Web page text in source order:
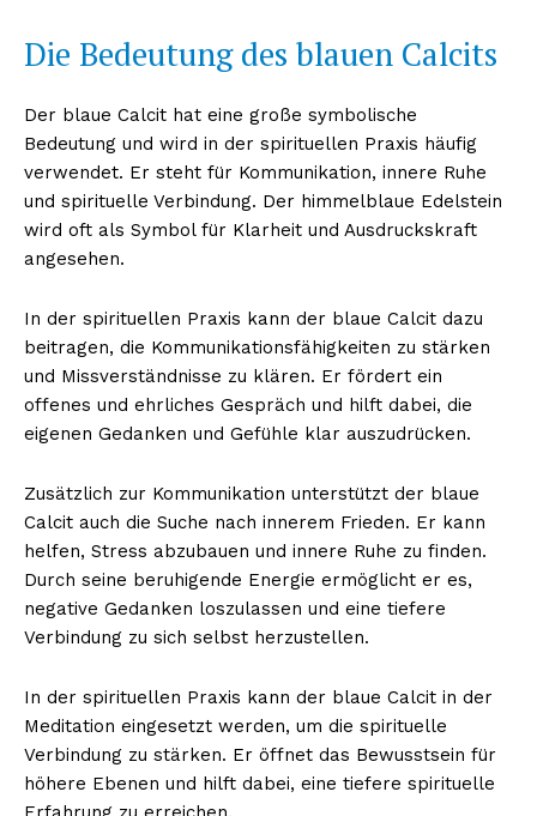
Die Bedeutung des blauen Calcits
Der blaue Calcit hat eine große symbolische
Bedeutung und wird in der spirituellen Praxis häufig
verwendet. Er steht für Kommunikation, innere Ruhe
und spirituelle Verbindung. Der himmelblaue Edelstein
wird oft als Symbol für Klarheit und Ausdruckskraft
angesehen.
In der spirituellen Praxis kann der blaue Calcit dazu
beitragen, die Kommunikationsfähigkeiten zu stärken
und Missverständnisse zu klären. Er fördert ein
offenes und ehrliches Gespräch und hilft dabei, die
eigenen Gedanken und Gefühle klar auszudrücken.
Zusätzlich zur Kommunikation unterstützt der blaue
Calcit auch die Suche nach innerem Frieden. Er kann
helfen, Stress abzubauen und innere Ruhe zu finden.
Durch seine beruhigende Energie ermöglicht er es,
negative Gedanken loszulassen und eine tiefere
Verbindung zu sich selbst herzustellen.
In der spirituellen Praxis kann der blaue Calcit in der
Meditation eingesetzt werden, um die spirituelle
Verbindung zu stärken. Er öffnet das Bewusstsein für
höhere Ebenen und hilft dabei, eine tiefere spirituelle